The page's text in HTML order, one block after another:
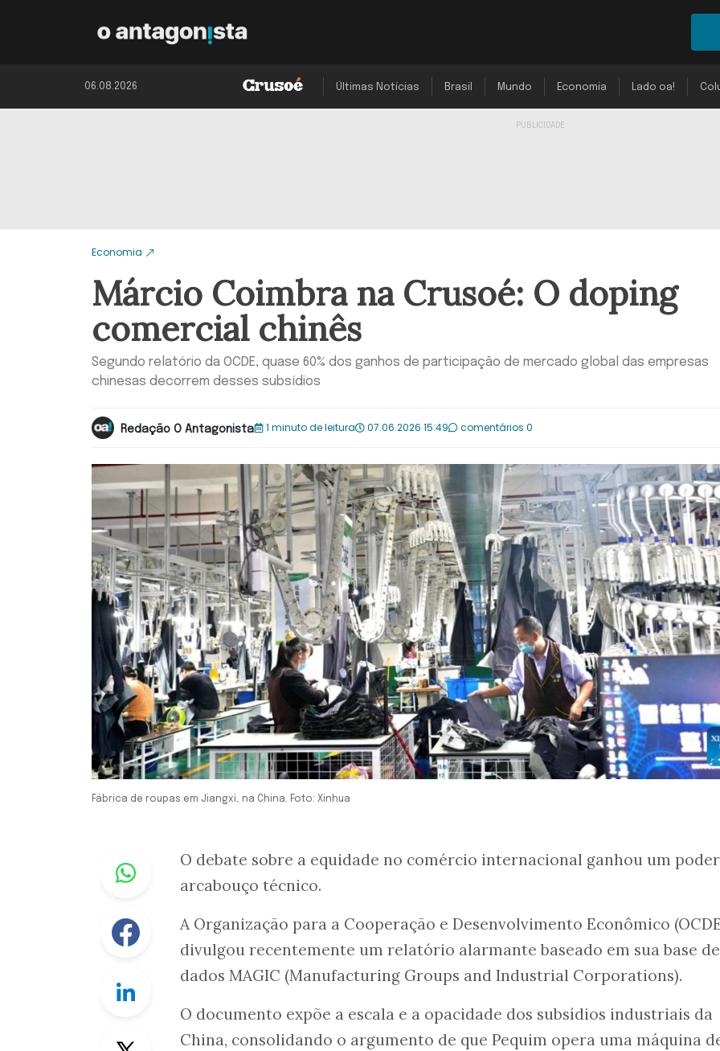
06.08.2026 Últimas Notícias Brasil Mundo Economia Lado oa!
Economia
Márcio Coimbra na Crusoé: O doping
comercial chinês
Segundo relatório da OCDE, quase 60% dos ganhos de participação de mercado global das empresas
chinesas decorrem desses subsídios
Redação O Antagonista 1 minuto de leitura 07.06.2026 15:49 comentários 0
Fábrica de roupas em Jiangxi, na China. Foto: Xinhua
Whastapp
Facebook
Linkedin
Twitter
O debate sobre a equidade no comércio internacional ganhou um
arcabouço técnico.
A Organização para a Cooperação e Desenvolvimento Econômico
divulgou recentemente um relatório alarmante baseado em sua base de
dados MAGIC (Manufacturing Groups and Industrial Corporations).
O documento expõe a escala e a opacidade dos subsídios industriais da
China, consolidando o argumento de que Pequim opera uma máquina